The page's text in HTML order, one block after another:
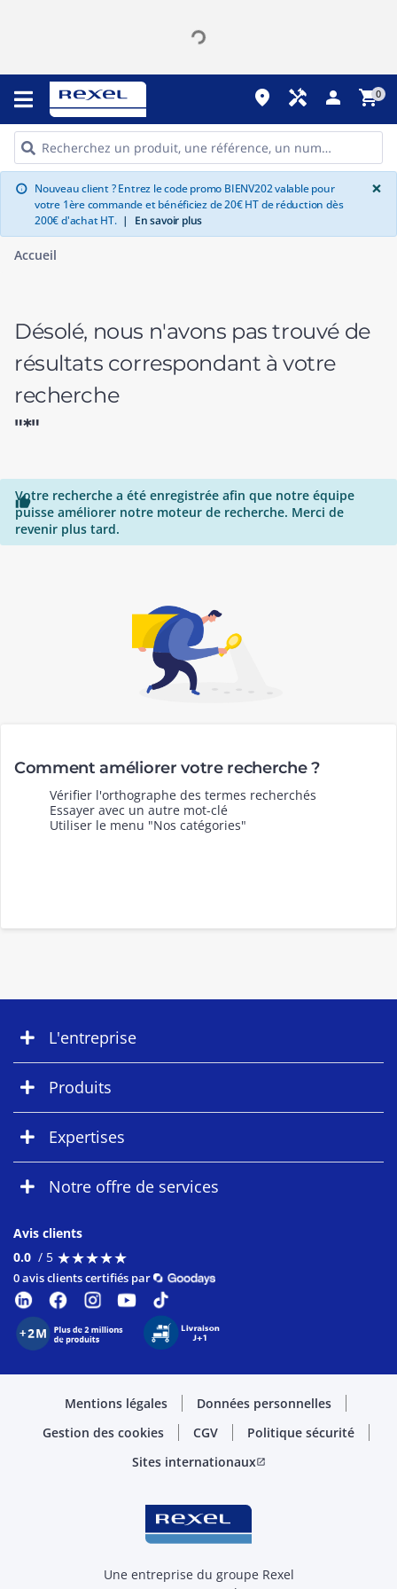
place handyman person shopping_cart0
info Nouveau client ? Entrez le code promo BIENV202 valable pour
votre 1ère commande et bénéficiez de 20€ HT de réduction dès
200€ d'achat HT. | En savoir plus
×
Accueil
Désolé, nous n'avons pas trouvé de
résultats correspondant à votre
recherche
"*"

Votre recherche a été enregistrée afin que notre équipe
puisse améliorer notre moteur de recherche. Merci de
revenir plus tard.
Comment améliorer votre recherche ?
Vérifier l'orthographe des termes recherchés
Essayer avec un autre mot-clé
Utiliser le menu "Nos catégories"
L'entreprise
Produits
Expertises
Notre offre de services
Avis clients
0.0 / 5 ★★★★★
★★★★★
0 avis clients certifiés par
Mentions légales
Données personnelles
Gestion des cookies
CGV
Politique sécurité
Sites internationauxopen_in_new
Une entreprise du groupe Rexel